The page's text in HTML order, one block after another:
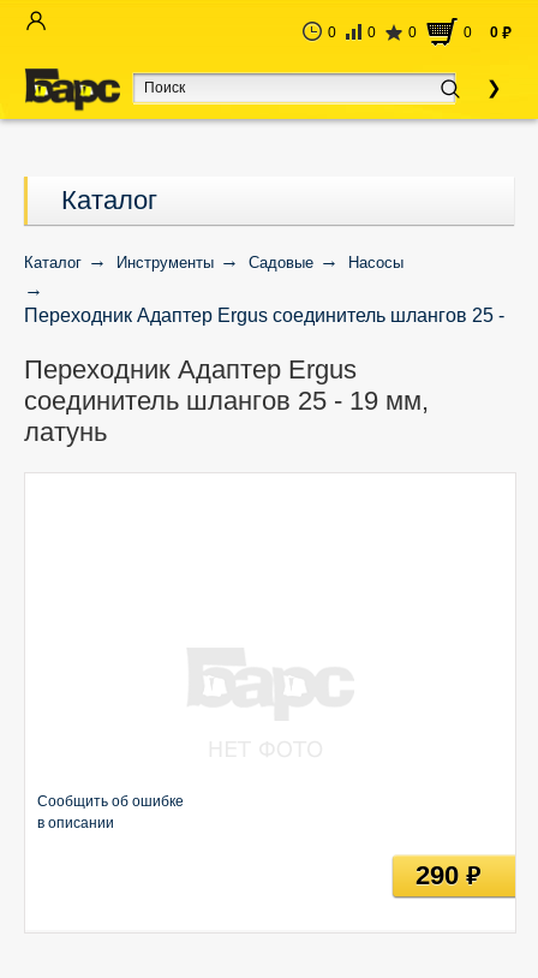
0 0 0 0 0 руб
Каталог
Каталог Инструменты Садовые Насосы
Переходник Адаптер Ergus соединитель шлангов 25 -
Переходник Адаптер Ergus
соединитель шлангов 25 - 19 мм,
латунь
Сообщить об ошибке
в описании
290руб